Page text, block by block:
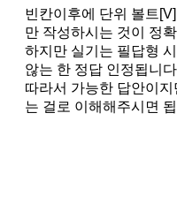
빈칸이후에 단위 볼트
만 작성하시는 것이 정
하지만 실기는 필답형
않는 한 정답 인정됩니
따라서 가능한 답안이
는 걸로 이해해주시면